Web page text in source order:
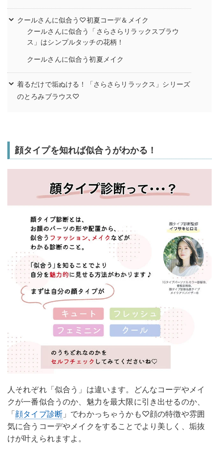
クールさんに似合う♡初夏コーデ＆メイク
クールさんに似合う「さらさらリラックスブラウ
ス」はシンプルタッチの花柄！
クールさんに似合う初夏メイク
着るだけで垢ぬける！「さらさらリラックス」シリーズ
のとろみブラウス♡
顔タイプを知れば似合うがわかる！
人それぞれ「似合う」は違います。どんなコーデやメイ
クが一番似合うのか、魅力を最大限に引き出せるのか、
「顔タイプ診断 」でわかっちゃうかも♡顔の特徴や雰囲
気に合うコーデやメイクをすることでより美しく、垢抜
けが叶えられますよ。